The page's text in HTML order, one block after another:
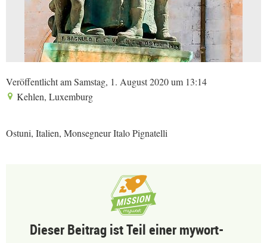
Veröffentlicht am Samstag, 1. August 2020 um 13:14
Kehlen, Luxemburg
Ostuni, Italien, Monsegneur Italo Pignatelli
Dieser Beitrag ist Teil einer mywort-